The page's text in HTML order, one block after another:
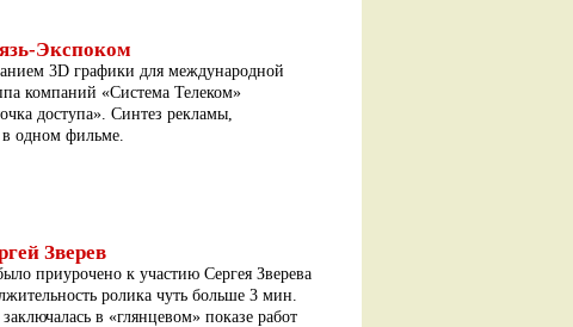
Экспоком
3D графики для международной
компаний «Система Телеком»
доступа». Синтез рекламы,
в одном фильме.
Зверев
приурочено к участию Сергея Зверева
ролика чуть больше 3 мин.
в «глянцевом» показе работ